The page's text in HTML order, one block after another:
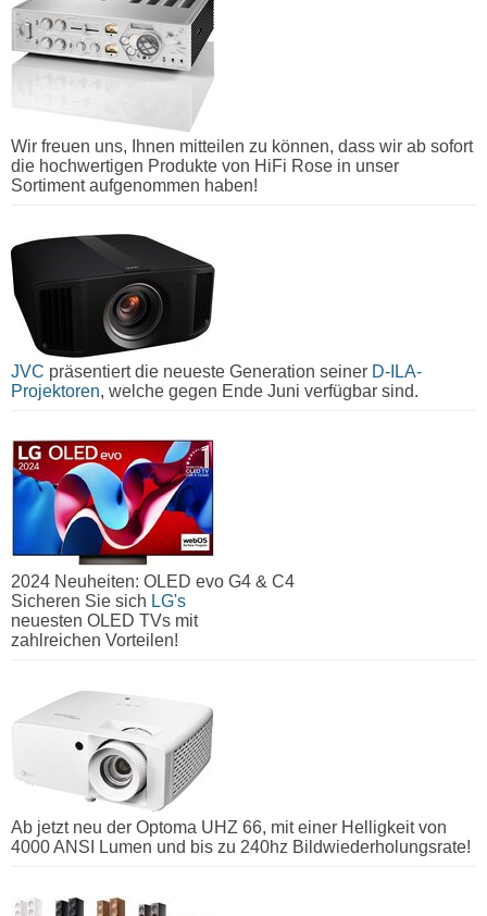
Wir freuen uns, Ihnen mitteilen zu können, dass wir ab sofort
die hochwertigen Produkte von HiFi Rose in unser
Sortiment aufgenommen haben!
JVC präsentiert die neueste Generation seiner D-ILA-
Projektoren, welche gegen Ende Juni verfügbar sind.
2024 Neuheiten: OLED evo G4 & C4
Sicheren Sie sich LG's
neuesten OLED TVs mit
zahlreichen Vorteilen!
Ab jetzt neu der Optoma UHZ 66, mit einer Helligkeit von
4000 ANSI Lumen und bis zu 240hz Bildwiederholungsrate!